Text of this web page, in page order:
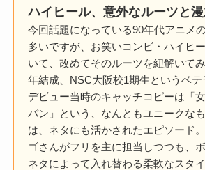
ハイヒール、意外なルーツと
今回話題になっている90年代アニメ
多いですが、お笑いコンビ・ハイヒ
いて、改めてそのルーツを紐解いて
年結成、NSC大阪校1期生というベテ
デビュー当時のキャッチコピーは「
バン」という、なんともユニークな
は、ネタにも活かされたエピソード
ゴさんがフリを主に担当しつつも、
ネタによって入れ替わる柔軟なスタ